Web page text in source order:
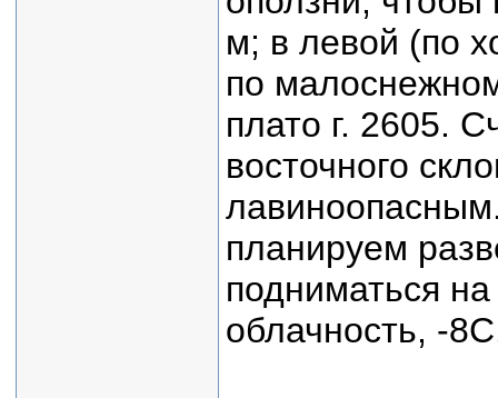
м; в левой (по
по
плато г. 2605.
восточного
планируем
подниматься
облачность, -